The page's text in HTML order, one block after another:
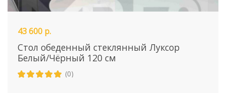
43 600 р.
Стол обеденный стеклянный Луксор
Белый/Чёрный 120 см
(0)